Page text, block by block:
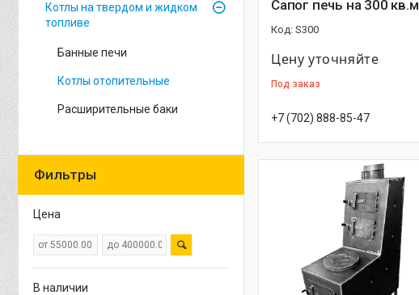
Сапог печь на 300 кв.м
S300
Цену уточняйте
Под заказ
+7 (702) 888-85-47
Котлы на твердом и жидком
топливе
Банные печи
Котлы отопительные
Расширительные баки
Фильтры
Цена
В наличии